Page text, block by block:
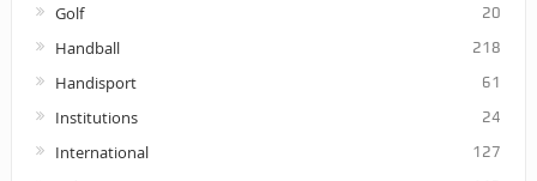
Golf 20
Handball 218
Handisport 61
Institutions 24
International 127